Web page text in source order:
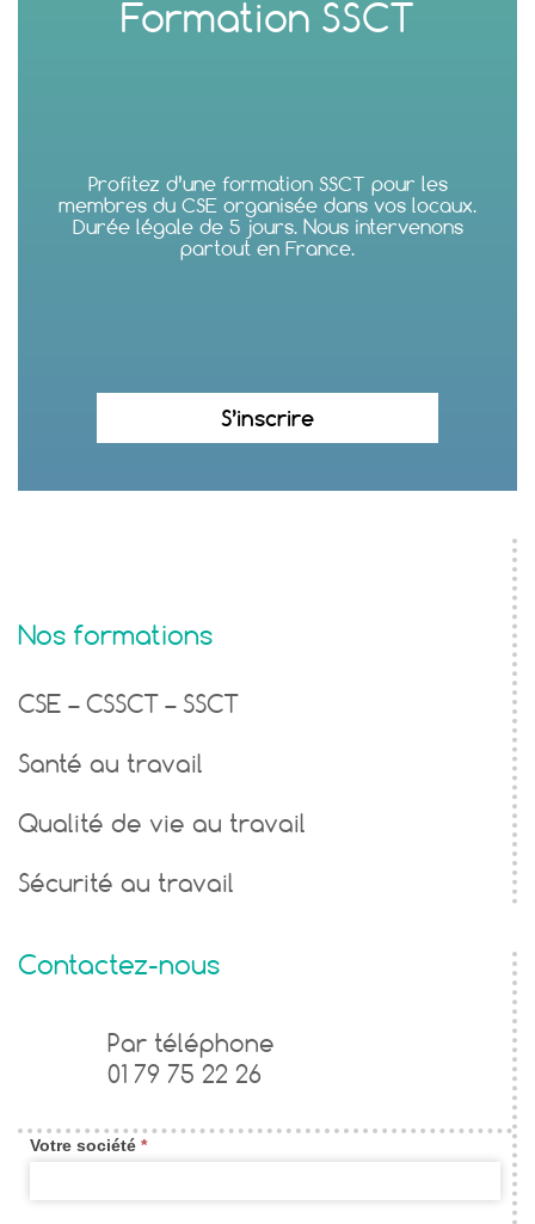
Formation SSCT
Profitez d’une formation SSCT pour les
membres du CSE organisée dans vos locaux.
Durée légale de 5 jours. Nous intervenons
partout en France.
S’inscrire
Nos formations
CSE – CSSCT – SSCT
Santé au travail
Qualité de vie au travail
Sécurité au travail
Contactez-nous
Formulaire
contact
Par téléphone
01 79 75 22 26
Votre société *